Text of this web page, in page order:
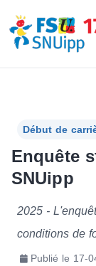
Début de
Enquête
SNUipp
2025 -
conditions de
Publié le 17-